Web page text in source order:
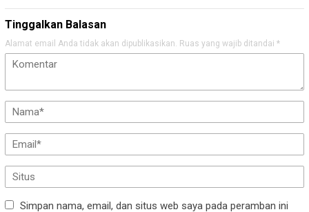
Tinggalkan Balasan
Alamat email Anda tidak akan dipublikasikan. Ruas yang wajib ditandai *
Simpan nama, email, dan situs web saya pada peramban ini